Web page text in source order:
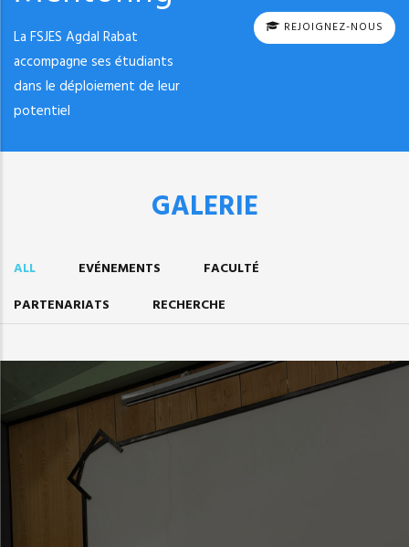
La FSJES Agdal Rabat
accompagne ses étudiants
dans le déploiement de leur
potentiel
REJOIGNEZ-NOUS
GALERIE
ALL EVÉNEMENTS
FACULTÉ
PARTENARIATS
RECHERCHE